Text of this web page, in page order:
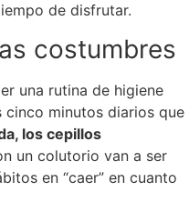
de disfrutar.
costumbres
una rutina de higiene
cinco minutos diarios que
los cepillos
un colutorio van a ser
en “caer” en cuanto